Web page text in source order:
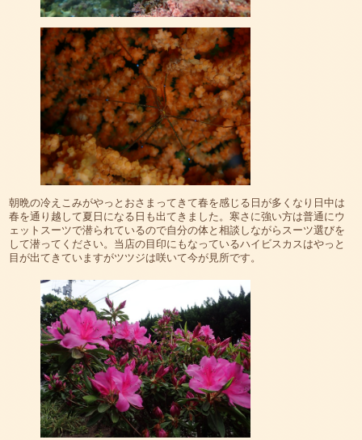
朝晩の冷えこみがやっとおさまってきて春を感じる日が多くなり日中は
春を通り越して夏日になる日も出てきました。寒さに強い方は普通にウ
ェットスーツで潜られているので自分の体と相談しながらスーツ選びを
して潜ってください。当店の目印にもなっているハイビスカスはやっと
目が出てきていますがツツジは咲いて今が見所です。